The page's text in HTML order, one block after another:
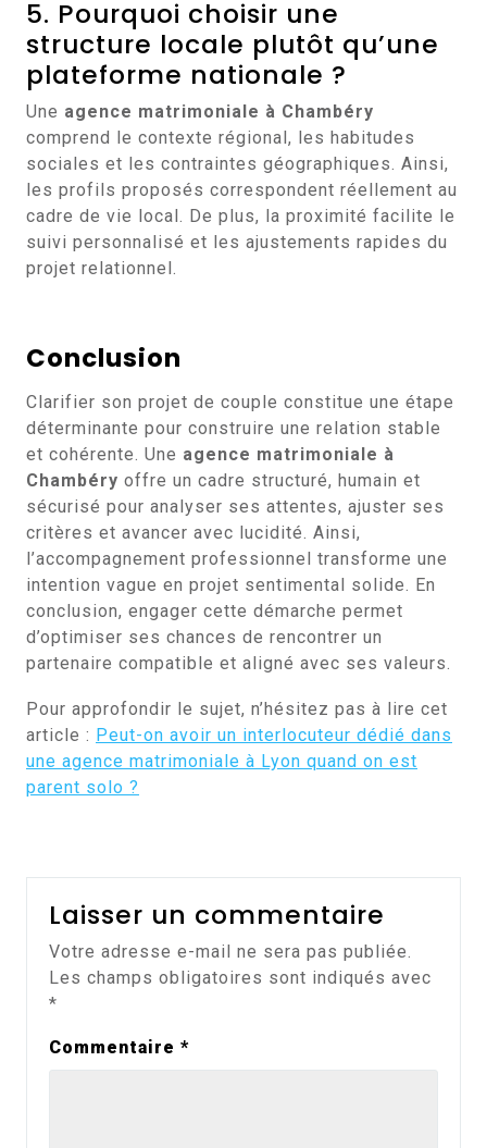
5. Pourquoi choisir une
structure locale plutôt qu’une
plateforme nationale ?
Une agence matrimoniale à Chambéry
comprend le contexte régional, les habitudes
sociales et les contraintes géographiques. Ainsi,
les profils proposés correspondent réellement au
cadre de vie local. De plus, la proximité facilite le
suivi personnalisé et les ajustements rapides du
projet relationnel.
Conclusion
Clarifier son projet de couple constitue une étape
déterminante pour construire une relation stable
et cohérente. Une agence matrimoniale à
Chambéry offre un cadre structuré, humain et
sécurisé pour analyser ses attentes, ajuster ses
critères et avancer avec lucidité. Ainsi,
l’accompagnement professionnel transforme une
intention vague en projet sentimental solide. En
conclusion, engager cette démarche permet
d’optimiser ses chances de rencontrer un
partenaire compatible et aligné avec ses valeurs.
Pour approfondir le sujet, n’hésitez pas à lire cet
article : Peut-on avoir un interlocuteur dédié dans
une agence matrimoniale à Lyon quand on est
parent solo ?
Laisser un commentaire
Votre adresse e-mail ne sera pas publiée.
Les champs obligatoires sont indiqués avec
*
Commentaire *